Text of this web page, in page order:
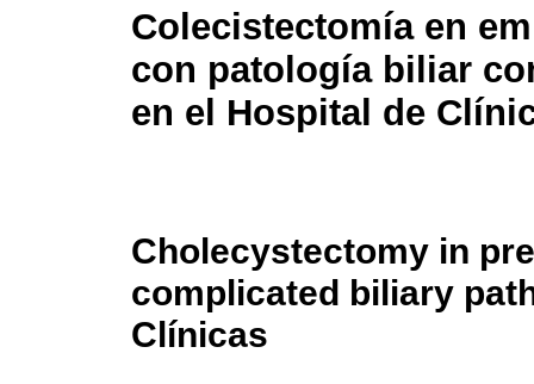
Colecistectomía en
con patología biliar
en el Hospital de
Cholecystectomy in
complicated biliary
Clínicas